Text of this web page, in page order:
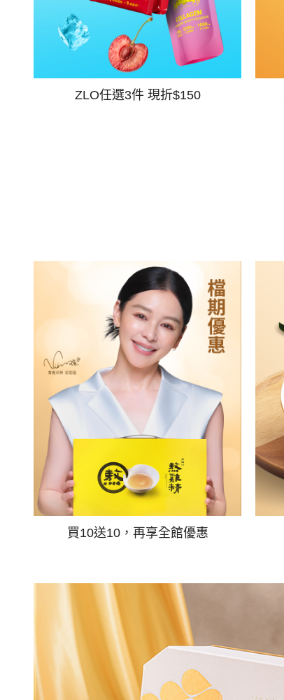
ZLO任選3件 現折$150
買10送10，再享全館優惠